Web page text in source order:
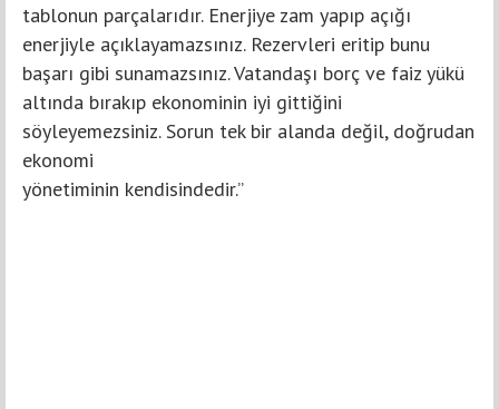
tablonun parçalarıdır. Enerjiye zam yapıp açığı
enerjiyle açıklayamazsınız. Rezervleri eritip bunu
başarı gibi sunamazsınız. Vatandaşı borç ve faiz yükü
altında bırakıp ekonominin iyi gittiğini
söyleyemezsiniz. Sorun tek bir alanda değil, doğrudan
ekonomi
yönetiminin kendisindedir.”